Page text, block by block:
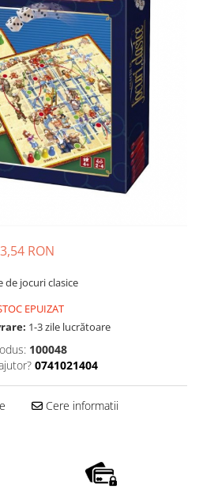
RON
de jocuri clasice
EPUIZAT
1-3 zile lucrătoare
100048
0741021404
Cere informatii